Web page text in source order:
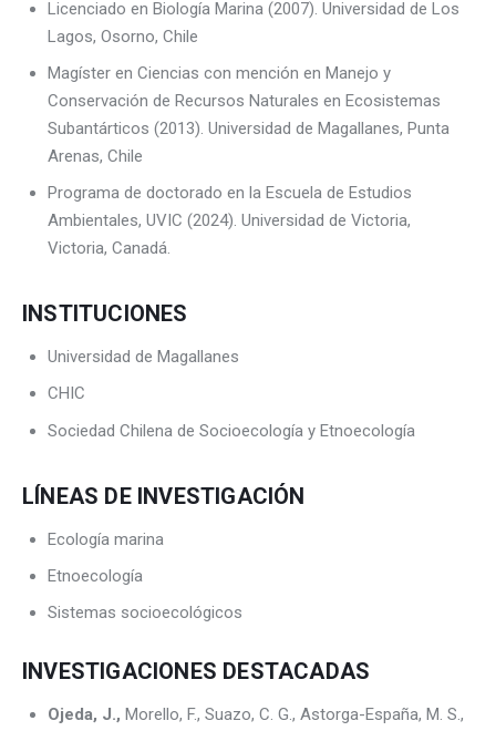
Licenciado en Biología Marina (2007). Universidad de Los
Lagos, Osorno, Chile
Magíster en Ciencias con mención en Manejo y
Conservación de Recursos Naturales en Ecosistemas
Subantárticos (2013). Universidad de Magallanes, Punta
Arenas, Chile
Programa de doctorado en la Escuela de Estudios
Ambientales, UVIC (2024). Universidad de Victoria,
Victoria, Canadá.
INSTITUCIONES
Universidad de Magallanes
CHIC
Sociedad Chilena de Socioecología y Etnoecología
LÍNEAS DE INVESTIGACIÓN
Ecología marina
Etnoecología
Sistemas socioecológicos
INVESTIGACIONES DESTACADAS
Ojeda, J., Morello, F., Suazo, C. G., Astorga-España, M. S.,